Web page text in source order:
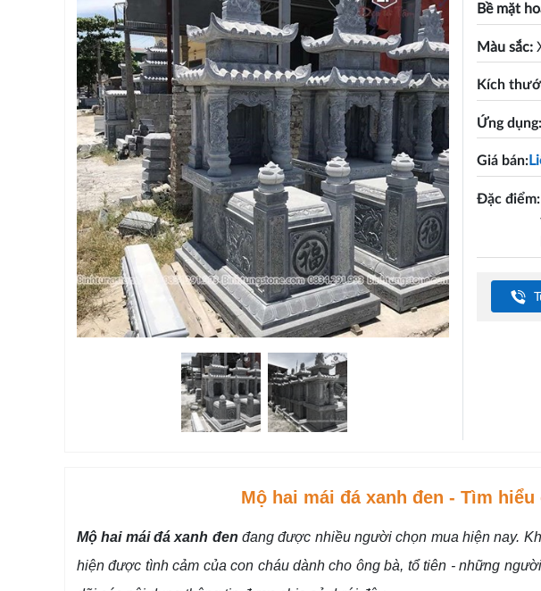
Bề mặt
Màu sắc:
Kích
Ứng dụng:
Giá bán:
Đặc điểm:
Mộ hai mái đá xanh đen - Tìm
Mộ hai mái đá xanh đen đang được nhiều người chọn mua hiện nay.
hiện được tình cảm của con cháu dành cho ông bà, tổ tiên - những